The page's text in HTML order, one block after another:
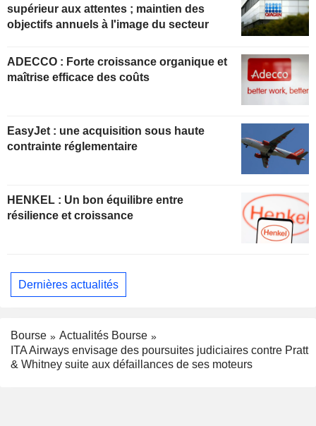
supérieur aux attentes ; maintien des
objectifs annuels à l'image du secteur
ADECCO : Forte croissance organique et
maîtrise efficace des coûts
EasyJet : une acquisition sous haute
contrainte réglementaire
HENKEL : Un bon équilibre entre
résilience et croissance
Dernières actualités
Bourse
Actualités Bourse
ITA Airways envisage des poursuites judiciaires contre Pratt
& Whitney suite aux défaillances de ses moteurs